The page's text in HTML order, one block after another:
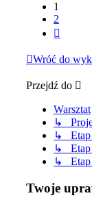
1
2
Wróć do
Przejdź do
Warsztat
↳
↳ Etap
↳ Etap
↳ Etap
Twoje